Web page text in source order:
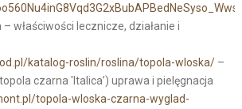
właściwości lecznicze, działanie i
katalog-roslin/roslina/topola-wloska/–
czarna 'Italica’) uprawa i pielęgnacja
topola-wloska-czarna-wyglad-